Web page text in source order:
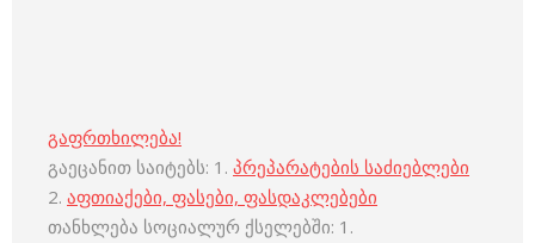
გაფრთხილება!
გაეცანით საიტებს: 1. პრეპარატების საძიებლები
2. აფთიაქები, ფასები, ფასდაკლებები
თანხლება სოციალურ ქსელებში: 1.